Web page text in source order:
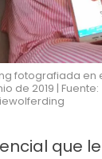
fotografiada en
de 2019 | Fuente:
que